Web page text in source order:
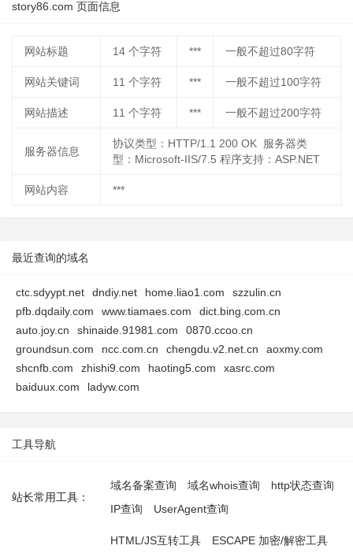
story86.com 页面信息
网站标题 14 个字符 *** 一般不超过80字符
网站关键词 11 个字符 *** 一般不超过100字符
网站描述 11 个字符 *** 一般不超过200字符
服务器信息
协议类型：HTTP/1.1 200 OK 服务器类
型：Microsoft-IIS/7.5 程序支持：ASP.NET
网站内容 ***
最近查询的域名
ctc.sdyypt.net dndiy.net home.liao1.com
szzulin.cn
pfb.dqdaily.com
www.tiamaes.com
dict.bing.com.cn
auto.joy.cn
shinaide.91981.com
0870.ccoo.cn
groundsun.com
ncc.com.cn chengdu.v2.net.cn
aoxmy.com
shcnfb.com
zhishi9.com haoting5.com
xasrc.com
baiduux.com
ladyw.com
工具导航
站长常用工具：
域名备案查询 域名whois查询
http状态查询
IP查询
UserAgent查询
HTML/JS互转工具 ESCAPE 加密/解密工具